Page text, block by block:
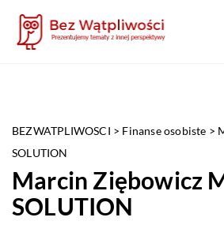
BEZWATPLIWOSCI > Finanse osobiste >
SOLUTION
Marcin Ziębowicz
SOLUTION